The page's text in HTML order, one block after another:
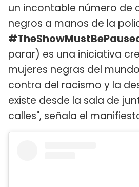
un incontable número de
negros a manos de la
parar) es una iniciativa
mujeres negras del
contra del racismo y la
existe desde la sala de
calles", señala el